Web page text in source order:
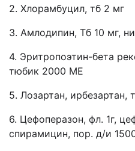
2. Хлорамбуцил, тб 2 мг
3. Амлодипин, Тб 10 мг,
4. Эритропоэтин-бета
тюбик 2000 МЕ
5. Лозартан, ирбезартан,
6. Цефоперазон, фл. 1г,
спирамицин, пор. д/и